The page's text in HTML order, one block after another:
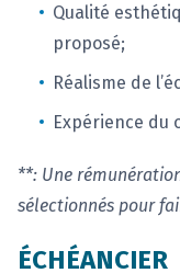
Qualité
proposé;
Réalisme de
Expérience du
**: Une
sélectionnés pour
ÉCHÉANCIER